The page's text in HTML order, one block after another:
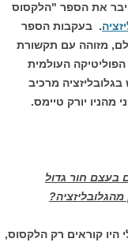
את הספר "הלקסוס
. בעקבות הספר
מזוהה עם תקשורת
העולמית
מרכיב
מהניו יורק טיימס.
בעצם חור גדול
קוראים רק הלקסוס,